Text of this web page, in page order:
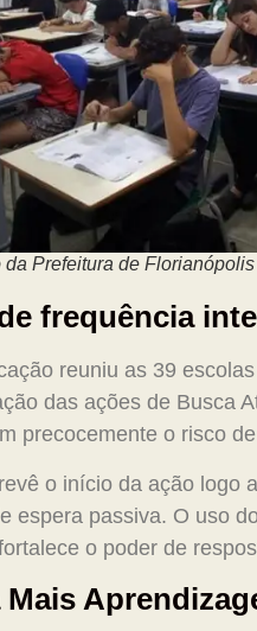
da Prefeitura de
frequência
reuniu as 39
das ações de Busca
precocemente o risco
o início da ação logo
espera passiva. O uso
o poder de